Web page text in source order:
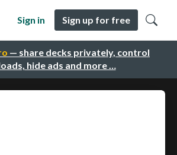
— share decks privately, control
hide ads and more …
Sign in Sign up for free